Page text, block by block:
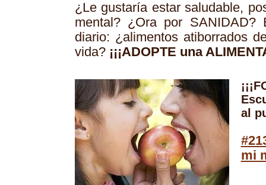
¿Le gustaría estar saludable,
mental? ¿Ora por SANIDAD?
diario: ¿alimentos atiborrados
vida? ¡¡¡ADOPTE una
al
mi